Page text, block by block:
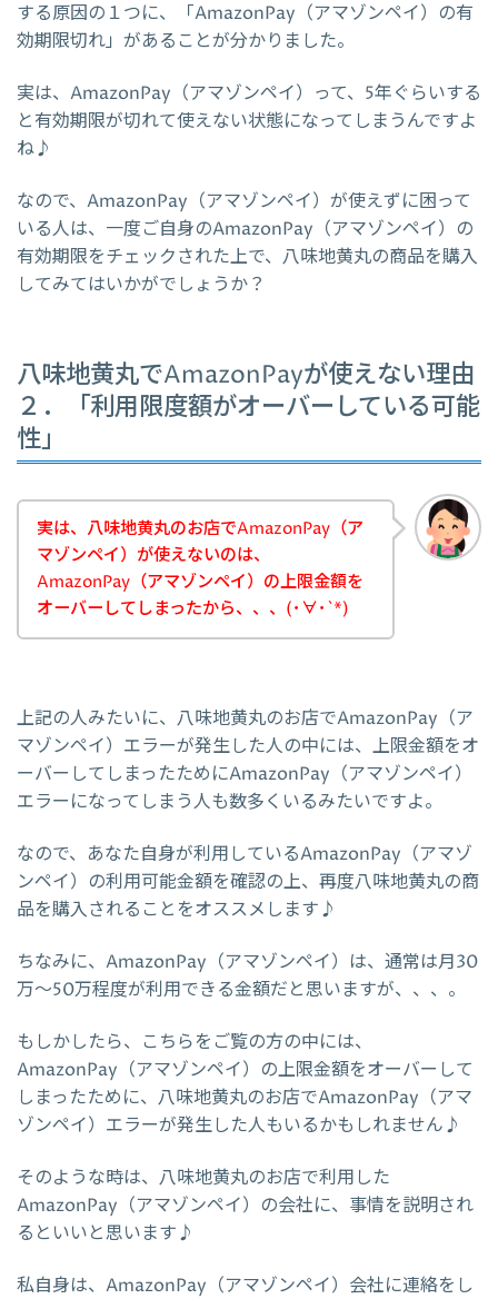
する原因の１つに、「AmazonPay（アマゾンペイ）の有
効期限切れ」があることが分かりました。
実は、AmazonPay（アマゾンペイ）って、5年ぐらいする
と有効期限が切れて使えない状態になってしまうんですよ
ね♪
なので、AmazonPay（アマゾンペイ）が使えずに困って
いる人は、一度ご自身のAmazonPay（アマゾンペイ）の
有効期限をチェックされた上で、八味地黄丸の商品を購入
してみてはいかがでしょうか？
八味地黄丸でAmazonPayが使えない理由
２．「利用限度額がオーバーしている可能
性」
実は、八味地黄丸のお店でAmazonPay（ア
マゾンペイ）が使えないのは、
AmazonPay（アマゾンペイ）の上限金額を
オーバーしてしまったから、、、(･∀･`*)
上記の人みたいに、八味地黄丸のお店でAmazonPay（ア
マゾンペイ）エラーが発生した人の中には、上限金額をオ
ーバーしてしまったためにAmazonPay（アマゾンペイ）
エラーになってしまう人も数多くいるみたいですよ。
なので、あなた自身が利用しているAmazonPay（アマゾ
ンペイ）の利用可能金額を確認の上、再度八味地黄丸の商
品を購入されることをオススメします♪
ちなみに、AmazonPay（アマゾンペイ）は、通常は月30
万～50万程度が利用できる金額だと思いますが、、、。
もしかしたら、こちらをご覧の方の中には、
AmazonPay（アマゾンペイ）の上限金額をオーバーして
しまったために、八味地黄丸のお店でAmazonPay（アマ
ゾンペイ）エラーが発生した人もいるかもしれません♪
そのような時は、八味地黄丸のお店で利用した
AmazonPay（アマゾンペイ）の会社に、事情を説明され
るといいと思います♪
私自身は、AmazonPay（アマゾンペイ）会社に連絡をし